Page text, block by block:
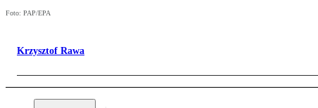
Foto: PAP/EPA
Krzysztof Rawa